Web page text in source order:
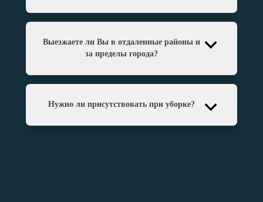
Выезжаете ли Вы в отдаленные районы и
за пределы города?
Нужно ли присутствовать при уборке?